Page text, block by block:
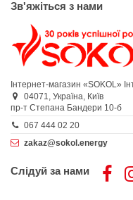
Зв'яжіться з нами
Інтернет-магазин «SOKOL»
04071, Україна, Київ
пр-т Степана Бандери 10-б
067 444 02 20
zakaz@sokol.energy
Слідуй за нами